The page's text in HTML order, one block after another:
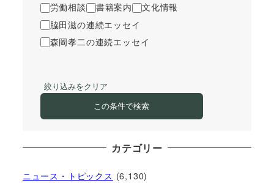
労働相談
書籍案内
文化情報
脇田滋の連続エッセイ
森岡孝二の連続エッセイ
絞り込みをクリア
この条件で検索
カテゴリー
ニュース・トピックス (6,130)